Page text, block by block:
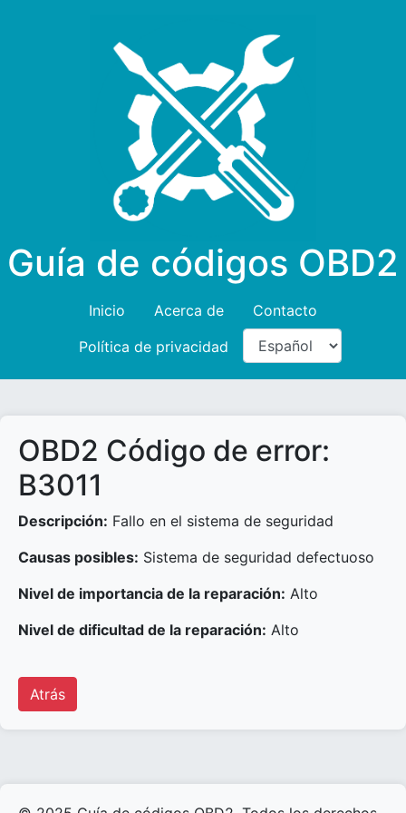
Guía de códigos OBD2
Inicio Acerca de
Contacto
Política de privacidad
OBD2 Código de error:
B3011
Descripción: Fallo en el sistema de seguridad
Causas posibles: Sistema de seguridad defectuoso
Nivel de importancia de la reparación: Alto
Nivel de dificultad de la reparación: Alto
Atrás